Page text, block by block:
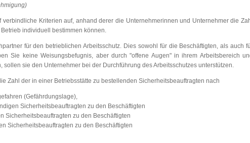
Kriterien auf, anhand derer die Unternehmerinnen und Unternehmer die
individuell bestimmen können.
für den betrieblichen Arbeitsschutz. Dies sowohl für die Beschäftigten, als auch
Sie keine Weisungsbefugnis, aber durch "offene Augen" in ihrem Arbeitsbereich
sollen sie den Unternehmer bei der Durchführung des Arbeitsschutzes unterstützen.
Zahl der in einer Betriebsstätte zu bestellenden Sicherheitsbeauftragten nach
(Gefährdungslage),
Sicherheitsbeauftragten zu den Beschäftigten
Sicherheitsbeauftragten zu den Beschäftigten
Sicherheitsbeauftragten zu den Beschäftigten